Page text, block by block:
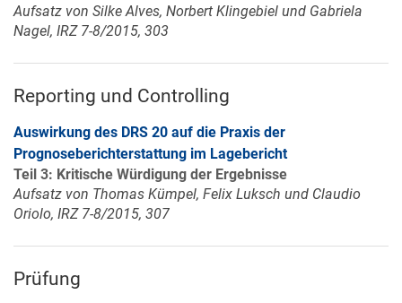
Aufsatz von Silke Alves, Norbert Klingebiel und Gabriela
Nagel, IRZ 7-8/2015, 303
Reporting und Controlling
Auswirkung des DRS 20 auf die Praxis der
Prognoseberichterstattung im Lagebericht
Teil 3: Kritische Würdigung der Ergebnisse
Aufsatz von Thomas Kümpel, Felix Luksch und Claudio
Oriolo, IRZ 7-8/2015, 307
Prüfung